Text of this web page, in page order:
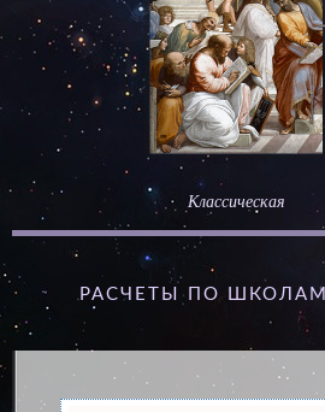
Классическая
РАСЧЕТЫ ПО ШКОЛАМ